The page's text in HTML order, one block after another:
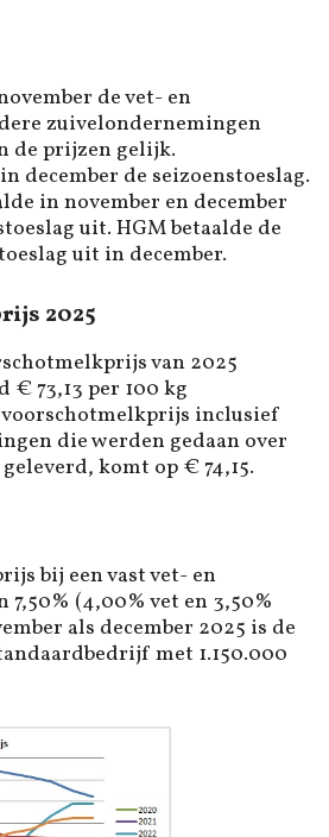
de vet- en
zuivelondernemingen
de prijzen gelijk.
december de seizoenstoeslag.
in november en december
uit. HGM betaalde de
uit in december.
2025
van 2025
73,13 per 100 kg
inclusief
die werden gedaan over
komt op € 74,15.
bij een vast vet- en
(4,00% vet en 3,50%
als december 2025 is de
met 1.150.000